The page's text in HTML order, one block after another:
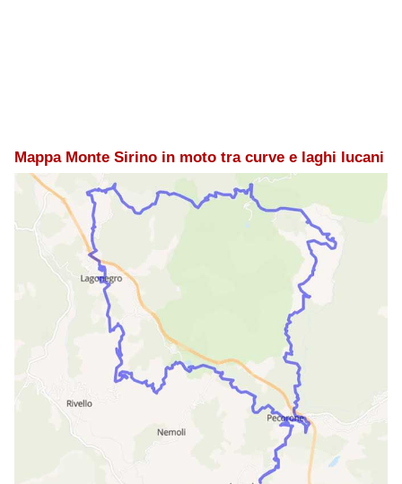
Mappa Monte Sirino in moto tra curve e laghi lucani